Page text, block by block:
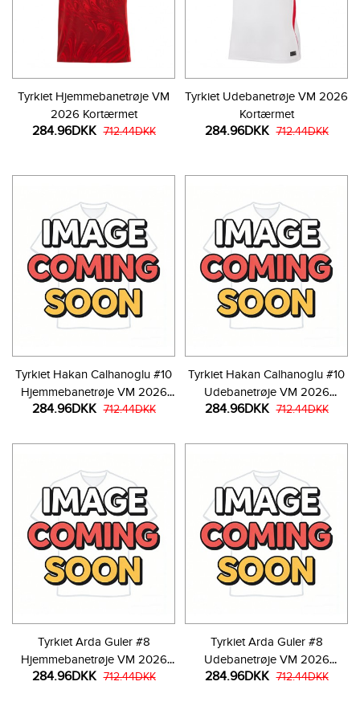
Tyrkiet Hjemmebanetrøje VM
2026 Kortærmet
284.96DKK 712.44DKK
Tyrkiet Udebanetrøje VM 2026
Kortærmet
284.96DKK 712.44DKK
Tyrkiet Hakan Calhanoglu #10
Hjemmebanetrøje VM 2026
Kortærmet
284.96DKK 712.44DKK
Tyrkiet Hakan Calhanoglu #10
Udebanetrøje VM 2026
Kortærmet
284.96DKK 712.44DKK
Tyrkiet Arda Guler #8
Hjemmebanetrøje VM 2026
Kortærmet
284.96DKK 712.44DKK
Tyrkiet Arda Guler #8
Udebanetrøje VM 2026
Kortærmet
284.96DKK 712.44DKK